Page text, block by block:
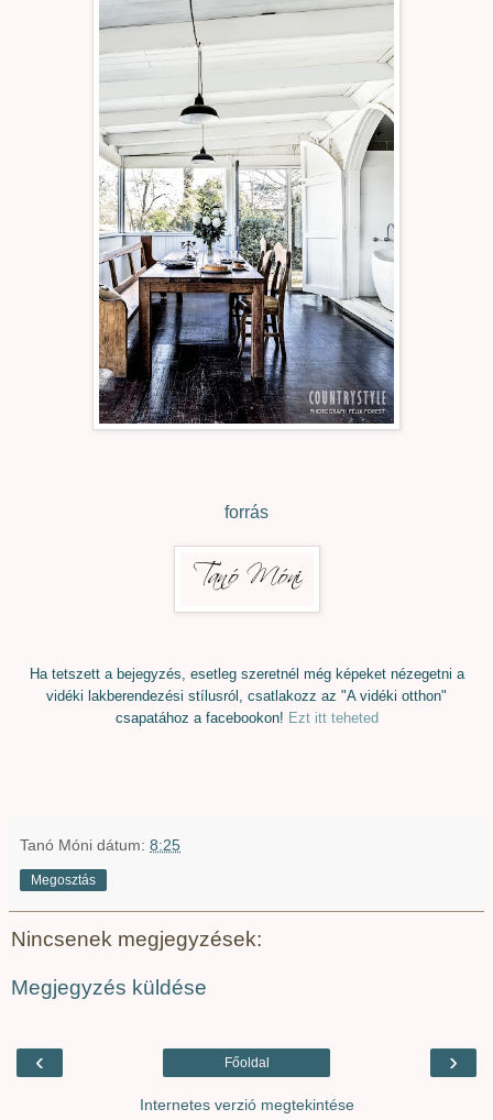
forrás
Ha tetszett a bejegyzés, esetleg szeretnél még képeket nézegetni a
vidéki lakberendezési stílusról, csatlakozz az "A vidéki otthon"
csapatához a facebookon! Ezt itt teheted
Tanó Móni dátum: 8:25
Megosztás
Nincsenek megjegyzések:
Megjegyzés küldése
‹ ›
Főoldal
Internetes verzió megtekintése